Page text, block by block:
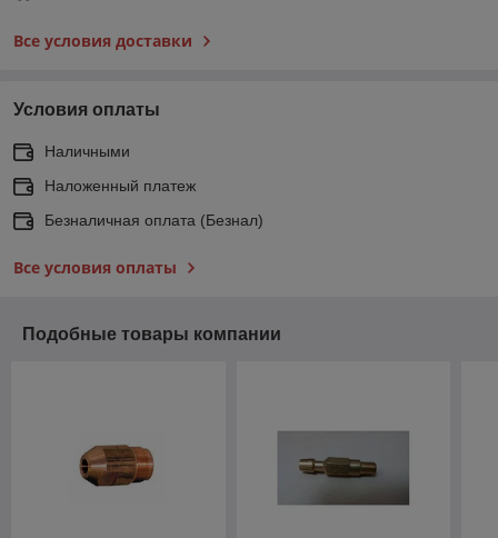
Все условия доставки
Условия оплаты
Наличными
Наложенный платеж
Безналичная оплата (Безнал)
Все условия оплаты
Подобные товары компании